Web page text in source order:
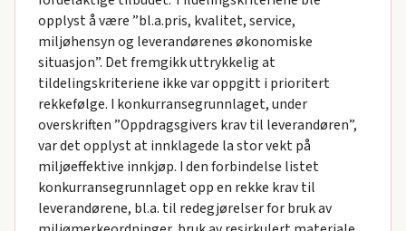
opplyst å være ”bl.a.pris, kvalitet, service,
miljøhensyn og leverandørenes økonomiske
situasjon”. Det fremgikk uttrykkelig at
tildelingskriteriene ikke var oppgitt i prioritert
rekkefølge. I konkurransegrunnlaget, under
overskriften ”Oppdragsgivers krav til leverandøren”,
var det opplyst at innklagede la stor vekt på
miljøeffektive innkjøp. I den forbindelse listet
konkurransegrunnlaget opp en rekke krav til
leverandørene, bl.a. til redegjørelser for bruk av